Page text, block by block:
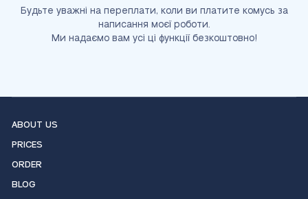
Будьте уважні на переплати, коли ви платите комусь за
написання моєї роботи.
Ми надаємо вам усі ці функції безкоштовно!
ABOUT US
PRICES
ORDER
BLOG